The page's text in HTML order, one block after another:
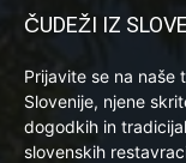
ČUDEŽI IZ
Prijavite se na
Slovenije, njene
dogodkih in
slovenskih